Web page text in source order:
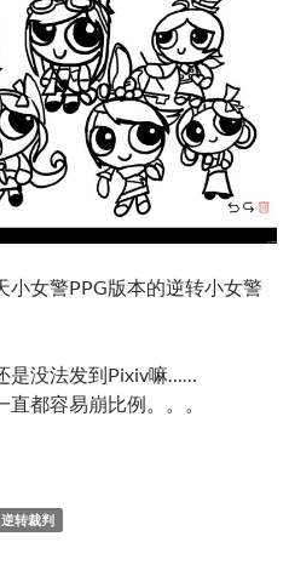
女警PPG版本的逆转小女警
是没法发到Pixiv嘛……
都容易崩比例。。。
逆转裁判